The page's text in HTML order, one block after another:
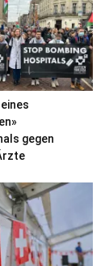
gegen